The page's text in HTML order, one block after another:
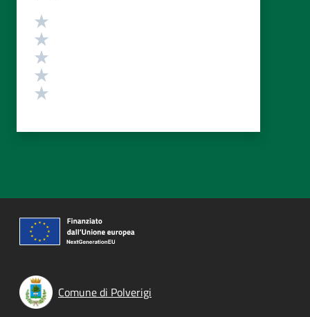
Valutazione
Comune di Polverigi